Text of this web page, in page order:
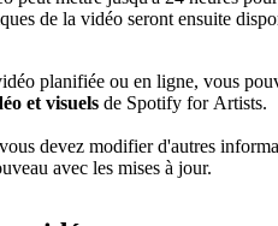
de la vidéo seront ensuite
planifiée ou en ligne, vous
et visuels de Spotify for Artists.
devez modifier d'autres
avec les mises à jour.